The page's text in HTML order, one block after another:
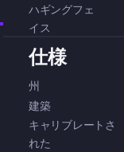
ハギングフェ
イス
仕様
州
建築
キャリブレートさ
れた